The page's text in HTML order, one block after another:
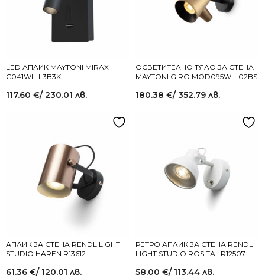
LED АПЛИК MAYTONI MIRAX
C041WL-L3B3K
117.60 €/ 230.01 лв.
ОСВЕТИТЕЛНО ТЯЛО ЗА СТЕНА
MAYTONI GIRO MOD095WL-02BS
180.38 €/ 352.79 лв.
АПЛИК ЗА СТЕНА RENDL LIGHT
STUDIO HAREN R13612
61.36 €/ 120.01 лв.
РЕТРО АПЛИК ЗА СТЕНА RENDL
LIGHT STUDIO ROSITA I R12507
58.00 €/ 113.44 лв.